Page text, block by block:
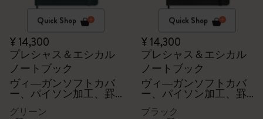
Quick Shop
¥ 14,300
プレシャス＆エシカル
ノートブック
ヴィ―ガンソフトカバ
ー、パイソン加工、罫
線
グリーン
Quick Shop
¥ 14,300
プレシャス＆エシカル
ノートブック
ヴィ―ガンソフトカバ
ー、パイソン加工、罫
線
ブラック